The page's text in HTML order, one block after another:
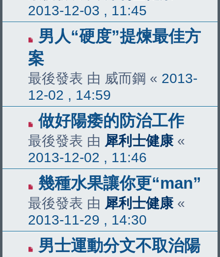
2013-12-03 , 11:45
男人“硬度”提煉最佳方
案
最後發表 由 威而鋼 « 2013-
12-02 , 14:59
做好陽痿的防治工作
最後發表 由 犀利士健康 «
2013-12-02 , 11:46
幾種水果讓你更“man”
最後發表 由 犀利士健康 «
2013-11-29 , 14:30
男士運動分文不取治陽